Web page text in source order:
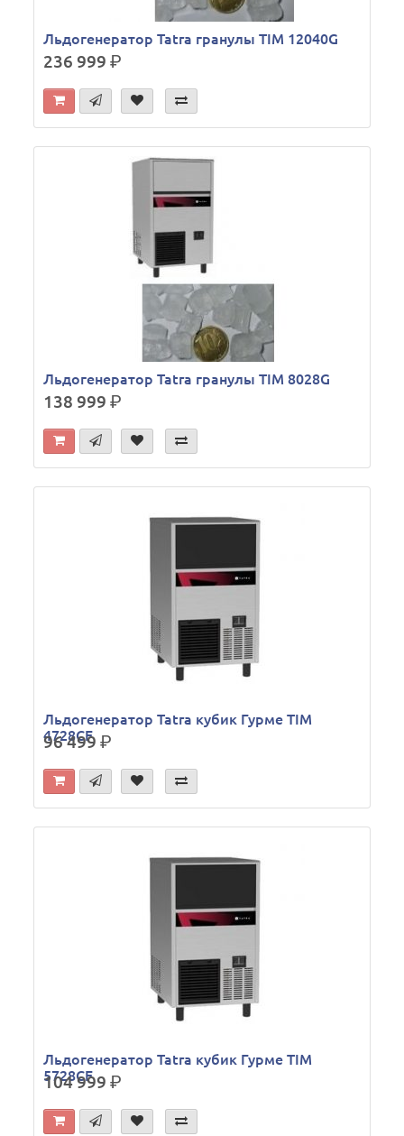
Льдогенератор Tatra гранулы TIM 12040G
236 999р.
Льдогенератор Tatra гранулы TIM 8028G
138 999р.
Льдогенератор Tatra кубик Гурме TIM
4728CF
96 499р.
Льдогенератор Tatra кубик Гурме TIM
5728CF
104 999р.